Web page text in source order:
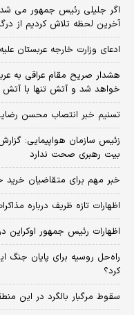
اگر جلیلی رئیس جمهور می
آخرین لحظه تلاش کردیم از
ادعای وزارت خارجه عربستان
هشدار صریح مقام عراقی به
خواهد شد و آتش تنها با آتش
تسنیم خبر انتصاب محسن
بیت رهبری صحت ندارد
خبر مهم برای متقاضیان خرید خودرو/ این
اظهارات تازه ظریف درباره
اظهارات رئیس جمهور
راه‌حل روسیه برای پایان جنگ
کرد؟
سقوط مرگبار بالگرد در این منطقه/ ۴ نفر جان